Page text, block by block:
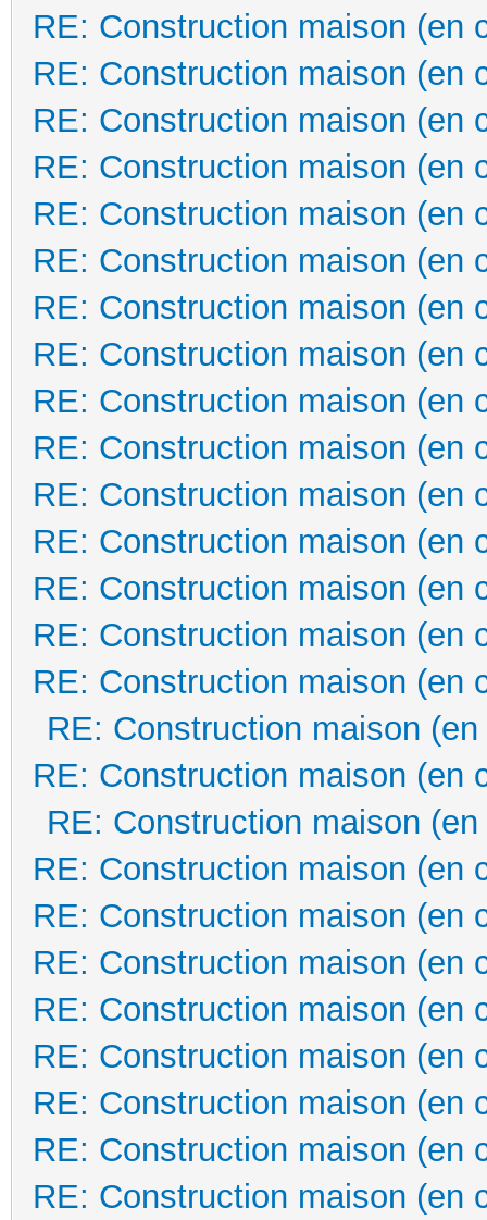
RE: Construction maison (en
RE: Construction maison (en
RE: Construction maison (en
RE: Construction maison (en
RE: Construction maison (en
RE: Construction maison (en
RE: Construction maison (en
RE: Construction maison (en
RE: Construction maison (en
RE: Construction maison (en
RE: Construction maison (en
RE: Construction maison (en
RE: Construction maison (en
RE: Construction maison (en
RE: Construction maison (en
RE: Construction maison
RE: Construction maison (en
RE: Construction maison
RE: Construction maison (en
RE: Construction maison (en
RE: Construction maison (en
RE: Construction maison (en
RE: Construction maison (en
RE: Construction maison (en
RE: Construction maison (en
RE: Construction maison (en